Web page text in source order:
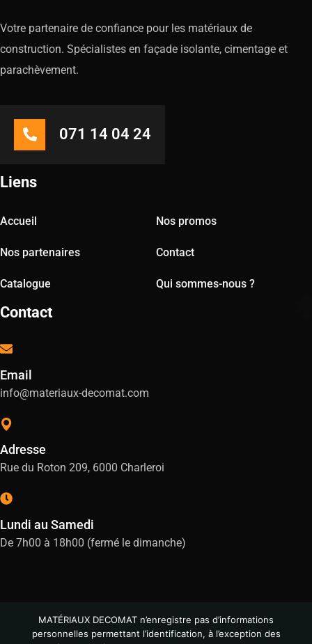
Votre partenaire de confiance pour les matériaux de
construction. Spécialistes en façade isolante, cimentage et
parachèvement.
071 14 04 24
Liens
Accueil Nos promos
Nos partenaires Contact
Catalogue Qui sommes-nous ?
Contact
Email
info@materiaux-decomat.com
Adresse
Rue du Roton 209, 6000 Charleroi
Lundi au Samedi
De 7h00 à 18h00 (fermé le dimanche)
MATÉRIAUX DECOMAT n’enregistre pas d’informations
personnelles permettant l’identification, à l’exception des